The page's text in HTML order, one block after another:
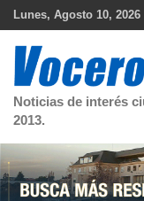
Skip
Lunes, Agosto 10, 2026
Noticias de interés
2013.